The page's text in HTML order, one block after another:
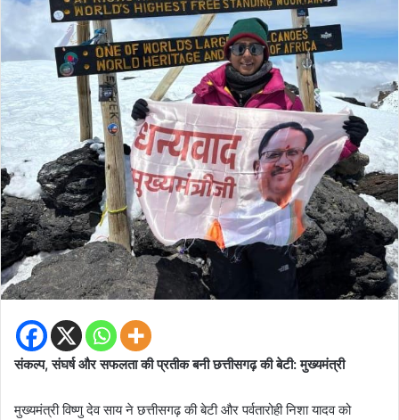
संकल्प, संघर्ष और सफलता की प्रतीक बनी छत्तीसगढ़ की बेटी: मुख्यमंत्री
मुख्यमंत्री विष्णु देव साय ने छत्तीसगढ़ की बेटी और पर्वतारोही निशा यादव को